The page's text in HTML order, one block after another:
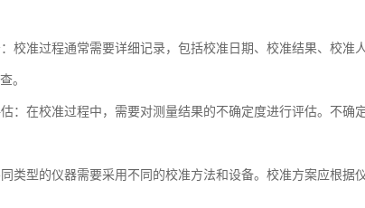
校准过程通常需要详细记录，包括校准日期、校准结果、校准
。
：在校准过程中，需要对测量结果的不确定度进行评估。不确
类型的仪器需要采用不同的校准方法和设备。校准方案应根据